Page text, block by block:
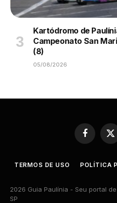
Kartódromo de
Campeonato San
(8)
05/08/2026
Facebook
X
TERMOS DE USO POLÍTICA
2026 Guia Paulínia - Seu portal
SP